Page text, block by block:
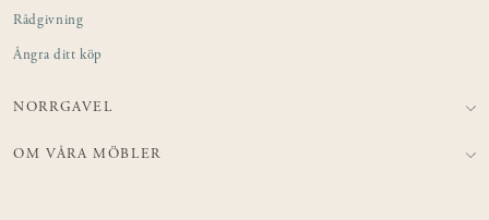
Rådgivning
Ångra ditt köp
NORRGAVEL
OM VÅRA MÖBLER